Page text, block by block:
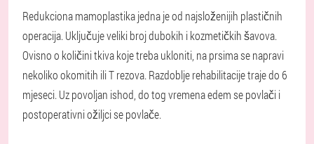
Redukciona mamoplastika jedna je od najsloženijih plastičnih
operacija. Uključuje veliki broj dubokih i kozmetičkih šavova.
Ovisno o količini tkiva koje treba ukloniti, na prsima se napravi
nekoliko okomitih ili T rezova. Razdoblje rehabilitacije traje do 6
mjeseci. Uz povoljan ishod, do tog vremena edem se povlači i
postoperativni ožiljci se povlače.